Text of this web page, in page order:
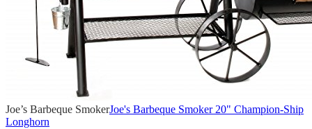
Joe’s Barbeque SmokerJoe's Barbeque Smoker 20" Champion-Ship
Longhorn